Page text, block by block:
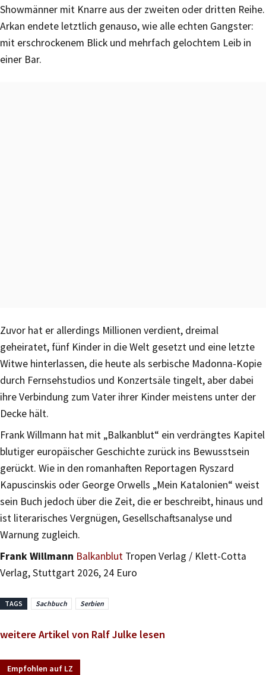
Showmänner mit Knarre aus der zweiten oder dritten Reihe.
Arkan endete letztlich genauso, wie alle echten Gangster:
mit erschrockenem Blick und mehrfach gelochtem Leib in
einer Bar.
Zuvor hat er allerdings Millionen verdient, dreimal
geheiratet, fünf Kinder in die Welt gesetzt und eine letzte
Witwe hinterlassen, die heute als serbische Madonna-Kopie
durch Fernsehstudios und Konzertsäle tingelt, aber dabei
ihre Verbindung zum Vater ihrer Kinder meistens unter der
Decke hält.
Frank Willmann hat mit „Balkanblut“ ein verdrängtes Kapitel
blutiger europäischer Geschichte zurück ins Bewusstsein
gerückt. Wie in den romanhaften Reportagen Ryszard
Kapuscinskis oder George Orwells „Mein Katalonien“ weist
sein Buch jedoch über die Zeit, die er beschreibt, hinaus und
ist literarisches Vergnügen, Gesellschaftsanalyse und
Warnung zugleich.
Frank Willmann Balkanblut Tropen Verlag / Klett-Cotta
Verlag, Stuttgart 2026, 24 Euro
TAGS Sachbuch Serbien
weitere Artikel von Ralf Julke lesen
Empfohlen auf LZ